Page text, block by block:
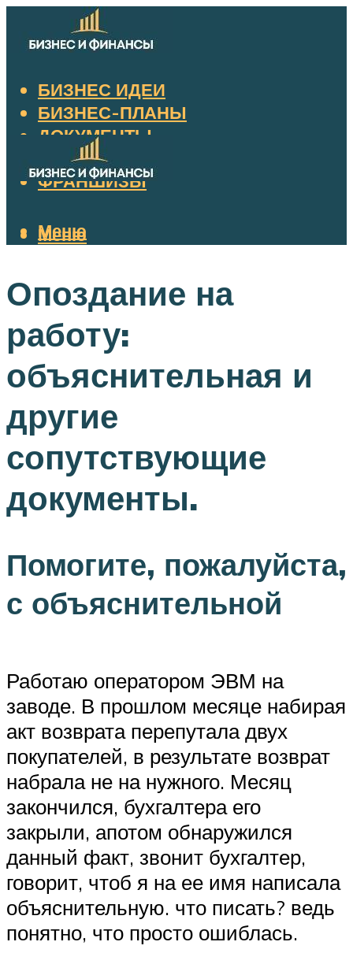
БИЗНЕС ИДЕИ
БИЗНЕС-ПЛАНЫ
ДОКУМЕНТЫ
НАЛОГИ
ФРАНШИЗЫ
Меню
Меню
Опоздание на
работу:
объяснительная и
другие
сопутствующие
документы.
Помогите, пожалуйста,
с объяснительной
Работаю оператором ЭВМ на
заводе. В прошлом месяце набирая
акт возврата перепутала двух
покупателей, в результате возврат
набрала не на нужного. Месяц
закончился, бухгалтера его
закрыли, апотом обнаружился
данный факт, звонит бухгалтер,
говорит, чтоб я на ее имя написала
объяснительную. что писать? ведь
понятно, что просто ошиблась.